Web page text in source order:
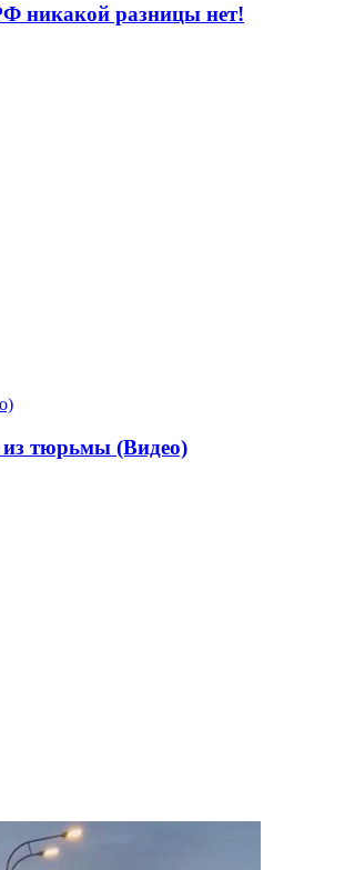
никакой разницы нет!
из тюрьмы (Видео)